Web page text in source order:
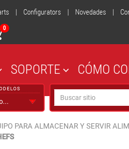
| Configurators | Novedades |
0
SOPORTE CÓMO
PARA ALMACENAR Y SERVIR